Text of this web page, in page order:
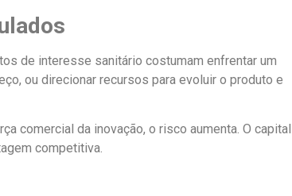
de interesse sanitário costumam enfrentar um
ou direcionar recursos para evoluir o produto e
comercial da inovação, o risco aumenta. O capital
competitiva.